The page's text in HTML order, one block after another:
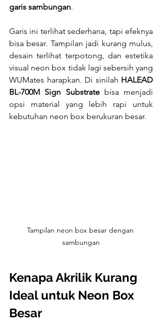
garis sambungan.
Garis ini terlihat sederhana, tapi efeknya
bisa besar. Tampilan jadi kurang mulus,
desain terlihat terpotong, dan estetika
visual neon box tidak lagi sebersih yang
WUMates harapkan. Di sinilah HALEAD
BL-700M Sign Substrate bisa menjadi
opsi material yang lebih rapi untuk
kebutuhan neon box berukuran besar.
Tampilan neon box besar dengan
sambungan
Kenapa Akrilik Kurang
Ideal untuk Neon Box
Besar